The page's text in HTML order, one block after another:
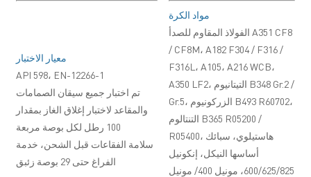
معيار الاختبار
API 598، EN-12266-1
تم اختبار جميع سيقان الصمامات
والمقاعد لاختبار إغلاق الغاز بمقدار
100 رطل لكل بوصة مربعة
سلامة الفقاعات قبل الشحن، خدمة
الفراغ حتى 29 بوصة زئبق
مواد الكرة
الفولاذ المقاوم للصدأ A351 CF8
/ CF8M، A182 F304 / F316 /
F316L، A105، A216 WCB،
A350 LF2، التيتانيوم B348 Gr.2 /
Gr.5، الزركونيوم B493 R60702،
التنتالوم B365 R05200 /
R05400، هاستيلوي، سبائك
أساسها النيكل، إنكونيل
600/625/825، مونيل 400/ مونيل